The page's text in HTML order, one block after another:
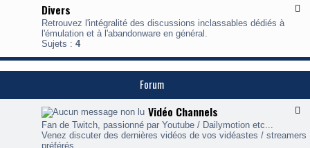
t
V
)
c
h
D
i
r
Divers
Retrouvez l'intégralité des discussions inclassables dédiés à
l'émulation et à l'abandonware en général.
Sujets : 4
Forum
x
Vidéo Channels
Fan de Twitch, passionné par Youtube / Dailymotion etc...
Venez discuter des dernières vidéos de vos vidéastes / streamers
préférés.